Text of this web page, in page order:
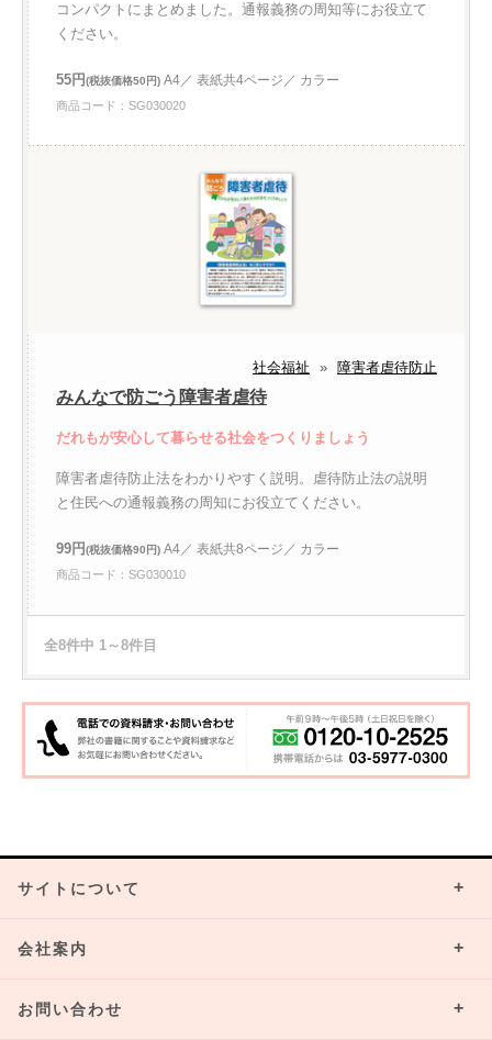
コンパクトにまとめました。通報義務の周知等にお役立て
ください。
55円(税抜価格50円) A4／ 表紙共4ページ／ カラー
商品コード：SG030020
社会福祉 » 障害者虐待防止
みんなで防ごう障害者虐待
だれもが安心して暮らせる社会をつくりましょう
障害者虐待防止法をわかりやすく説明。虐待防止法の説明
と住民への通報義務の周知にお役立てください。
99円(税抜価格90円) A4／ 表紙共8ページ／ カラー
商品コード：SG030010
全8件中 1～8件目
サイトについて
会社案内
お問い合わせ